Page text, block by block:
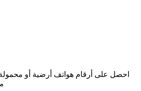
احصل على أرقام هواتف أرضية أو
من